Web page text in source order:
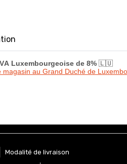
Luxembourgeoise de 8% 🇱🇺
au Grand Duché de
Modalité de livraison